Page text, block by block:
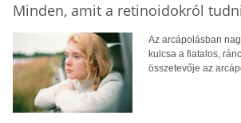
Minden, amit a retinoidokról
Az arcápolásban
kulcsa a fiatalos,
összetevője az